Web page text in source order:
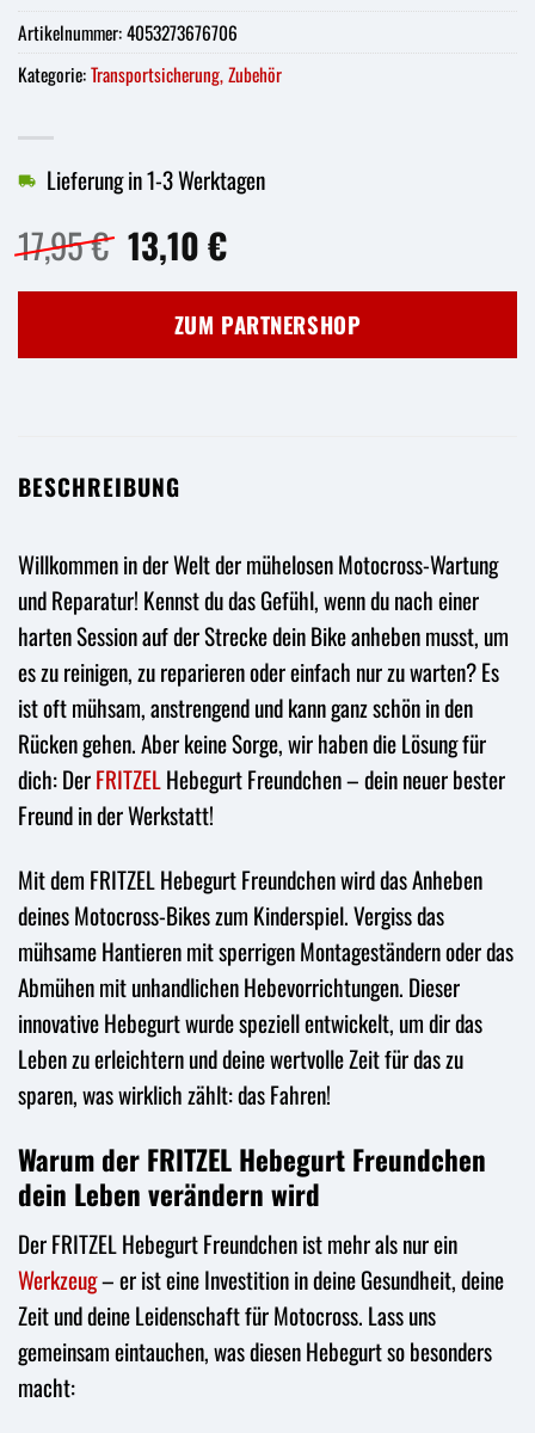
17,95€ Ursprünglicher
Preis
war:
17,95 €
13,10€Aktueller
ist:
13,10 €.
Lieferung in 1-3 Werktagen
ZUM PARTNERSHOP
Artikelnummer:4053273676706
Kategorie:Transportsicherung, Zubehör
BESCHREIBUNG
Willkommen in der Welt der mühelosen Motocross-Wartung
und Reparatur! Kennst du das Gefühl, wenn du nach einer
harten Session auf der Strecke dein Bike anheben musst, um
es zu reinigen, zu reparieren oder einfach nur zu warten? Es
ist oft mühsam, anstrengend und kann ganz schön in den
Rücken gehen. Aber keine Sorge, wir haben die Lösung für
dich: DerFRITZELHebegurt Freundchen – dein neuer bester
Freund in der Werkstatt!
Mit dem FRITZEL Hebegurt Freundchen wird das Anheben
deines Motocross-Bikes zum Kinderspiel. Vergiss das
mühsame Hantieren mit sperrigen Montageständern oder das
Abmühen mit unhandlichen Hebevorrichtungen. Dieser
innovative Hebegurt wurde speziell entwickelt, um dir das
Leben zu erleichtern und deine wertvolle Zeit für das zu
sparen, was wirklich zählt: das Fahren!
Warum der FRITZEL Hebegurt Freundchen
dein Leben verändern wird
Der FRITZEL Hebegurt Freundchen ist mehr als nur ein
Werkzeug– er ist eine Investition in deine Gesundheit, deine
Zeit und deine Leidenschaft für Motocross. Lass uns
gemeinsam eintauchen, was diesen Hebegurt so besonders
macht: